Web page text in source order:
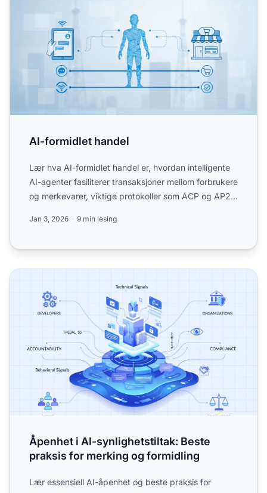
AI-formidlet handel
Lær hva AI-formidlet handel er, hvordan intelligente
AI-agenter fasiliterer transaksjoner mellom forbrukere
og merkevarer, viktige protokoller som ACP og AP2,
Jan 3, 2026 9 min lesing
Åpenhet i AI-synlighetstiltak: Beste praksis for merking
Åpenhet i AI-synlighetstiltak: Beste
praksis for merking og formidling
Lær essensiell AI-åpenhet og beste praksis for